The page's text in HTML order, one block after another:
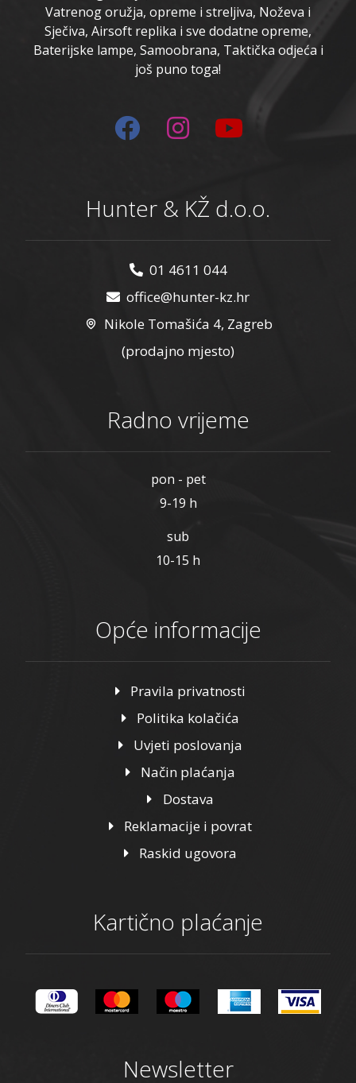
Vatrenog oružja, opreme i streljiva, Noževa i
Sječiva, Airsoft replika i sve dodatne opreme,
Baterijske lampe, Samoobrana, Taktička odjeća i
još puno toga!
Hunter & KŽ d.o.o.
01 4611 044
office@hunter-kz.hr
Nikole Tomašića 4, Zagreb
(prodajno mjesto)
Radno vrijeme
pon - pet
9-19 h
sub
10-15 h
Opće informacije
Pravila privatnosti
Politika kolačića
Uvjeti poslovanja
Način plaćanja
Dostava
Reklamacije i povrat
Raskid ugovora
Kartično plaćanje
Newsletter